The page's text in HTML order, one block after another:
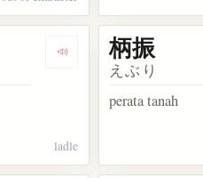
Dengarkan kosakata 柄杓
ladle
柄振
えぶり
perata tanah